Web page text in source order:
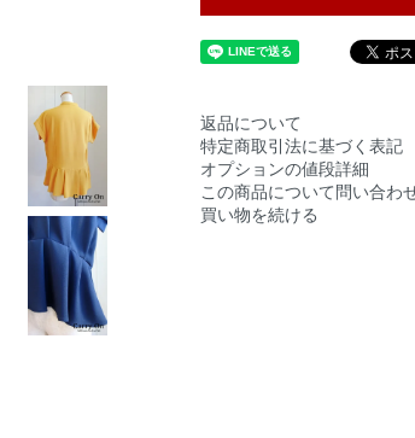
返品について
特定商取引法に基づく表記
オプションの値段詳細
この商品について問い合わ
買い物を続ける